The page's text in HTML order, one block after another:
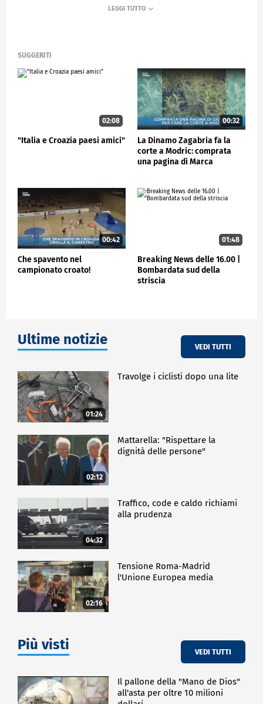
croato Andrej Plenkovic prima del loro incontro
SUGGERITI
02:08
"Italia e Croazia paesi amici"
00:32
La Dinamo Zagabria fa la
corte a Modric: comprata
una pagina di Marca
00:42
Che spavento nel
campionato croato!
01:48
Breaking News delle 16.00 |
Bombardata sud della
striscia
Ultime notizie VEDI TUTTI
01:24
Travolge i ciclisti dopo una lite
02:12
Mattarella: "Rispettare la
dignità delle persone"
04:32
Traffico, code e caldo richiami
alla prudenza
02:16
Tensione Roma-Madrid
l'Unione Europea media
Più visti VEDI TUTTI
Il pallone della "Mano de Dios"
all'asta per oltre 10 milioni